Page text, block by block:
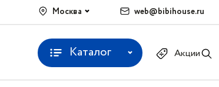
Москва web@bibihouse.ru
Каталог Акции